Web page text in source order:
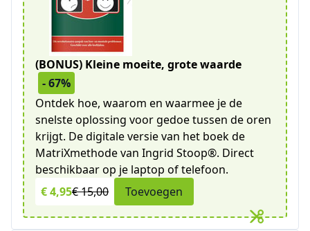
(BONUS) Kleine moeite, grote waarde
- 67%
Ontdek hoe, waarom en waarmee je de
snelste oplossing voor gedoe tussen de oren
krijgt. De digitale versie van het boek de
MatriXmethode van Ingrid Stoop®. Direct
beschikbaar op je laptop of telefoon.
€ 4,95€ 15,00 Toevoegen